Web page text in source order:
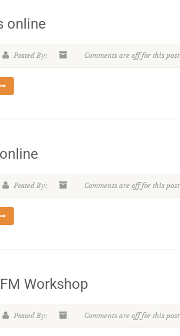
online
Posted By: Comments are off for this post
Posted By: Comments are off for this post
Workshop
Posted By: Comments are off for this post